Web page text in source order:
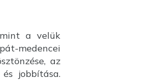
a velük
medencei
az
jobbítása.